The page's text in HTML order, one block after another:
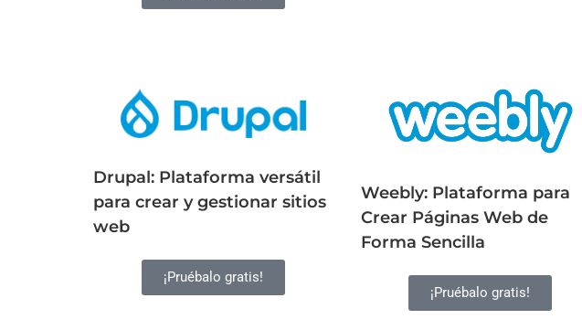
Drupal: Plataforma versátil
para crear y gestionar sitios
web
¡Pruébalo gratis!
Weebly: Plataforma para
Crear Páginas Web de
Forma Sencilla
¡Pruébalo gratis!